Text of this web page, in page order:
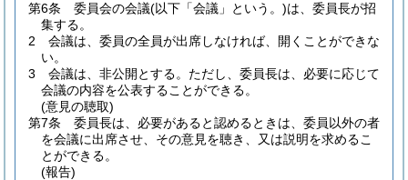
第6条
委員会の会議(以下「会議」という。)は、委員長が招
集する。
2
会議は、委員の全員が出席しなければ、開くことができな
い。
3
会議は、非公開とする。 ただし、委員長は、必要に応じて
会議の内容を公表することができる。
(意見の聴取)
第7条
委員長は、必要があると認めるときは、委員以外の者
を会議に出席させ、その意見を聴き、又は説明を求めるこ
とができる。
(報告)